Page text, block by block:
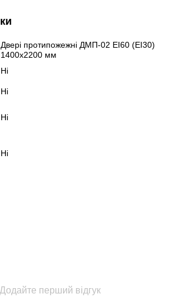
Двері протипожежні ДМП-02 EI60 (EI30)
1400x2200 мм
Ні
Ні
Ні
Ні
Додайте перший відгук